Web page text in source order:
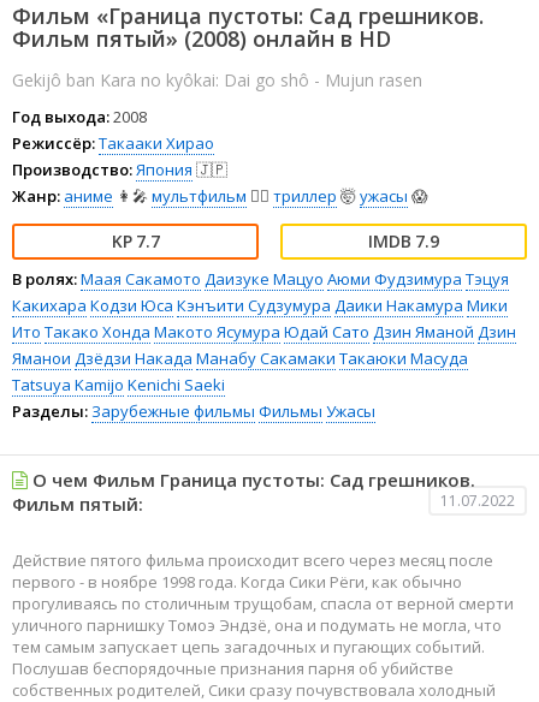
Фильм «Граница пустоты: Сад грешников.
Фильм пятый» (2008) онлайн в HD
Gekijô ban Kara no kyôkai: Dai go shô - Mujun rasen
Год выхода:2008
Режиссёр:Такааки Хирао
Производство:Япония 🇯🇵
Жанр: аниме 👩‍🎤 мультфильм 🧚‍♀️ триллер 🤯ужасы 😱
7.7 7.9
В ролях:Маая Сакамото Даизуке Мацуо Аюми Фудзимура Тэцуя
Какихара Кодзи Юса Кэнъити Судзумура Даики Накамура Мики
Ито Такако Хонда Макото Ясумура Юдай Сато Дзин Яманой Дзин
Яманои Дзёдзи Накада Манабу Сакамаки Такаюки Масуда
Tatsuya Kamijo Kenichi Saeki
Разделы: Зарубежные фильмы Фильмы Ужасы
О чем Фильм Граница пустоты: Сад грешников.
Фильм пятый:
11.07.2022
Действие пятого фильма происходит всего через месяц после
первого - в ноябре 1998 года. Когда Сики Рёги, как обычно
прогуливаясь по столичным трущобам, спасла от верной смерти
уличного парнишку Томоэ Эндзё, она и подумать не могла, что
тем самым запускает цепь загадочных и пугающих событий.
Послушав беспорядочные признания парня об убийстве
собственных родителей, Сики сразу почувствовала холодный